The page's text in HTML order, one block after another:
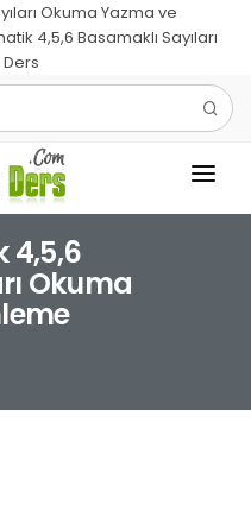
Okuma Yazma ve
4,5,6 Basamaklı Sayıları
4,5,6
Okuma